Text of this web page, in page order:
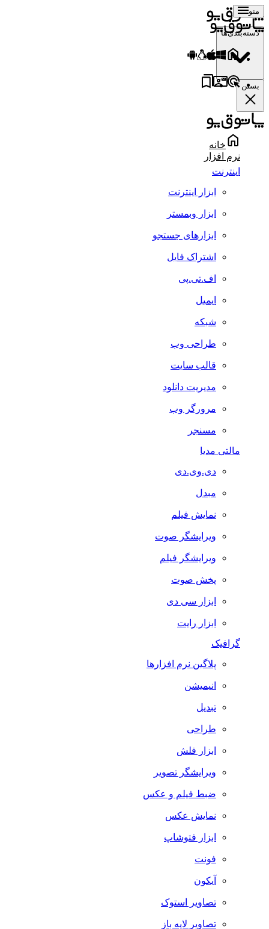
منو
دسته‌بندی‌ها
بستن
خانه
نرم افزار
اینترنت
ابزار اینترنت
ابزار وبمستر
ابزارهای جستجو
اشتراک فایل
اف.تی.پی
ایمیل
شبکه
طراحی وب
قالب سایت
مدیریت دانلود
مرورگر وب
مسنجر
مالتی مدیا
دی.وی.دی
مبدل
نمایش فیلم
ویرایشگر صوت
ویرایشگر فیلم
پخش صوت
ابزار سی دی
ابزار رایت
گرافیک
پلاگین نرم افزارها
انیمیشن
تبدیل
طراحی
ابزار فلش
ویرایشگر تصویر
ضبط فيلم و عكس
نمایش عکس
ابزار فتوشاپ
فونت
آیکون
تصاویر استوک
تصاویر لایه باز